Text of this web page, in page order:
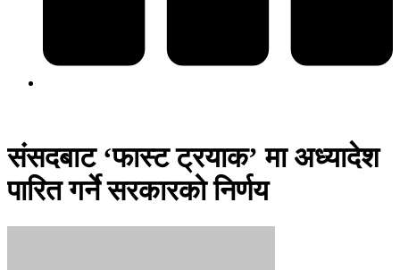
संसदबाट ‘फास्ट ट्रयाक’ मा अध्यादेश
पारित गर्ने सरकारको निर्णय